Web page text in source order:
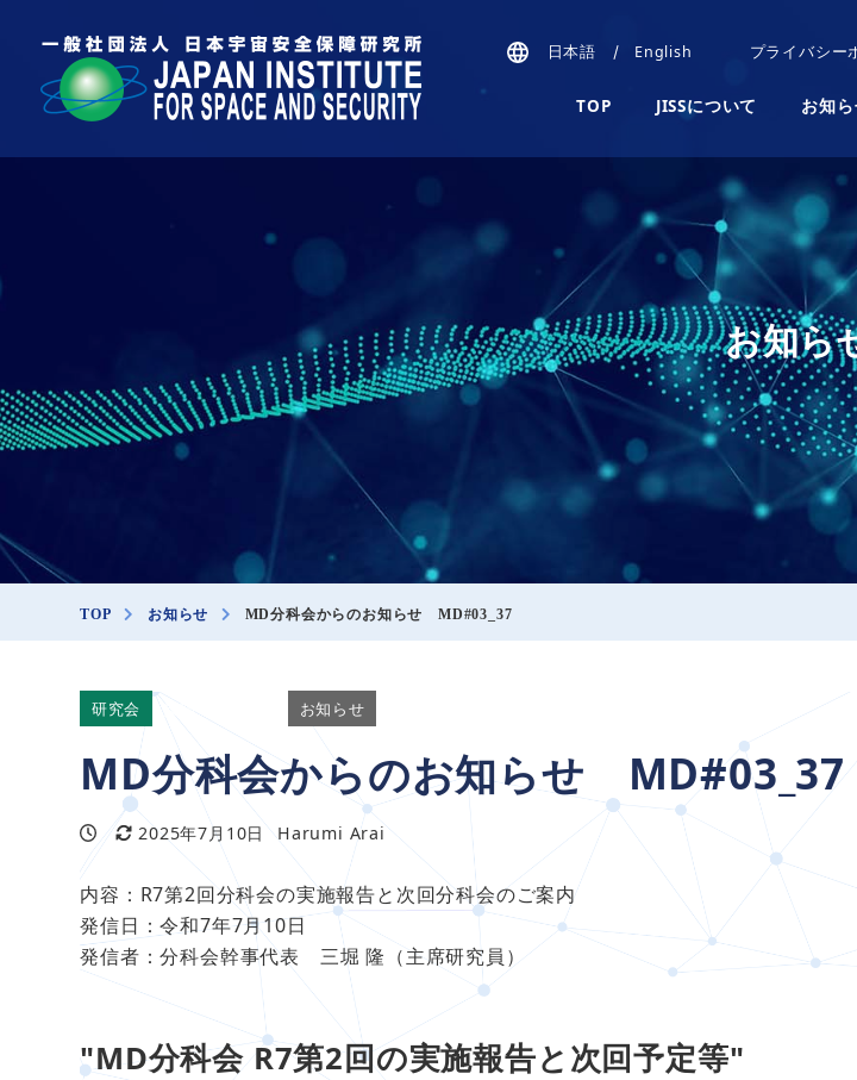
English
日本語 プライバシー
TOP JISSについて お知
お知ら
TOP お知らせ MD分科会からのお知らせ MD#03_37
研究会 お知らせ
MD分科会からのお知らせ MD#03_37
投稿日更新日
2025年7月10日
著
Harumi Arai
内容：R7第2回分科会の実施報告と次回分科会のご案内
発信日：令和7年7月10日
発信者：分科会幹事代表 三堀 隆（主席研究員）
"MD分科会 R7第2回の実施報告と次回予定等"